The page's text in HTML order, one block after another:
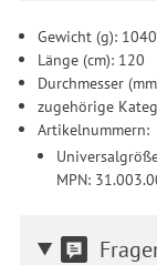
Gewicht (g): 1040
Länge (cm): 120
Durchmesser
zugehörige
Artikelnummern:
MPN: